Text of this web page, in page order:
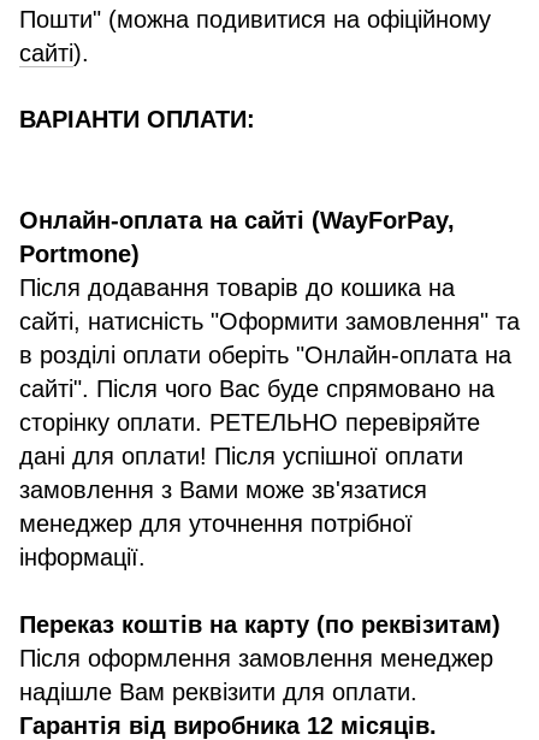
Пошти" (можна подивитися на офіційному
сайті).
ВАРІАНТИ ОПЛАТИ:
Онлайн-оплата на сайті (WayForPay,
Portmone)
Після додавання товарів до кошика на
сайті, натисність "Оформити замовлення" та
в розділі оплати оберіть "Онлайн-оплата на
сайті". Після чого Вас буде спрямовано на
сторінку оплати. РЕТЕЛЬНО перевіряйте
дані для оплати! Після успішної оплати
замовлення з Вами може зв'язатися
менеджер для уточнення потрібної
інформації.
Переказ коштів на карту (по реквізитам)
Після оформлення замовлення менеджер
надішле Вам реквізити для оплати.
Гарантія від виробника 12 місяців.